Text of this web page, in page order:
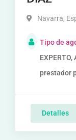
Navarra,
Tipo de
EXPERTO,
prestador
Detalles